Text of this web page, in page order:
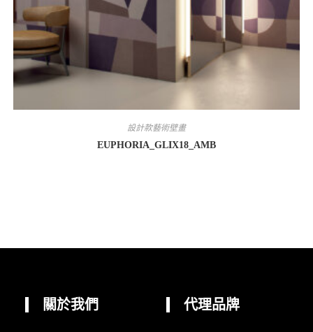
設計款藝術壁畫
EUPHORIA_GLIX18_AMB
關於我們 代理品牌